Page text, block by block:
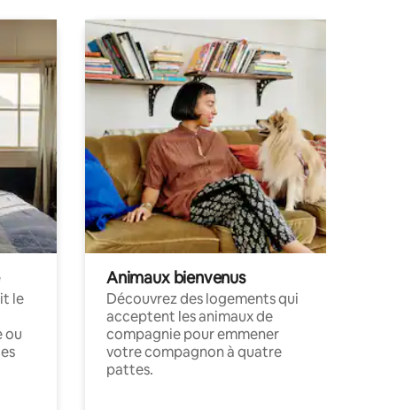
le
ou
Animaux bienvenus
Découvrez des logements qui
acceptent les animaux de
compagnie pour emmener
votre compagnon à quatre
pattes.